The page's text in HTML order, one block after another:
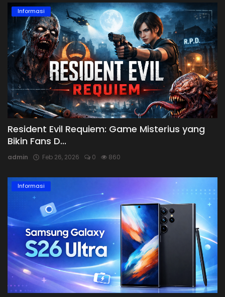
Informasi
Resident Evil Requiem: Game Misterius yang
Bikin Fans D...
admin Feb 26, 2026 0 860
Informasi